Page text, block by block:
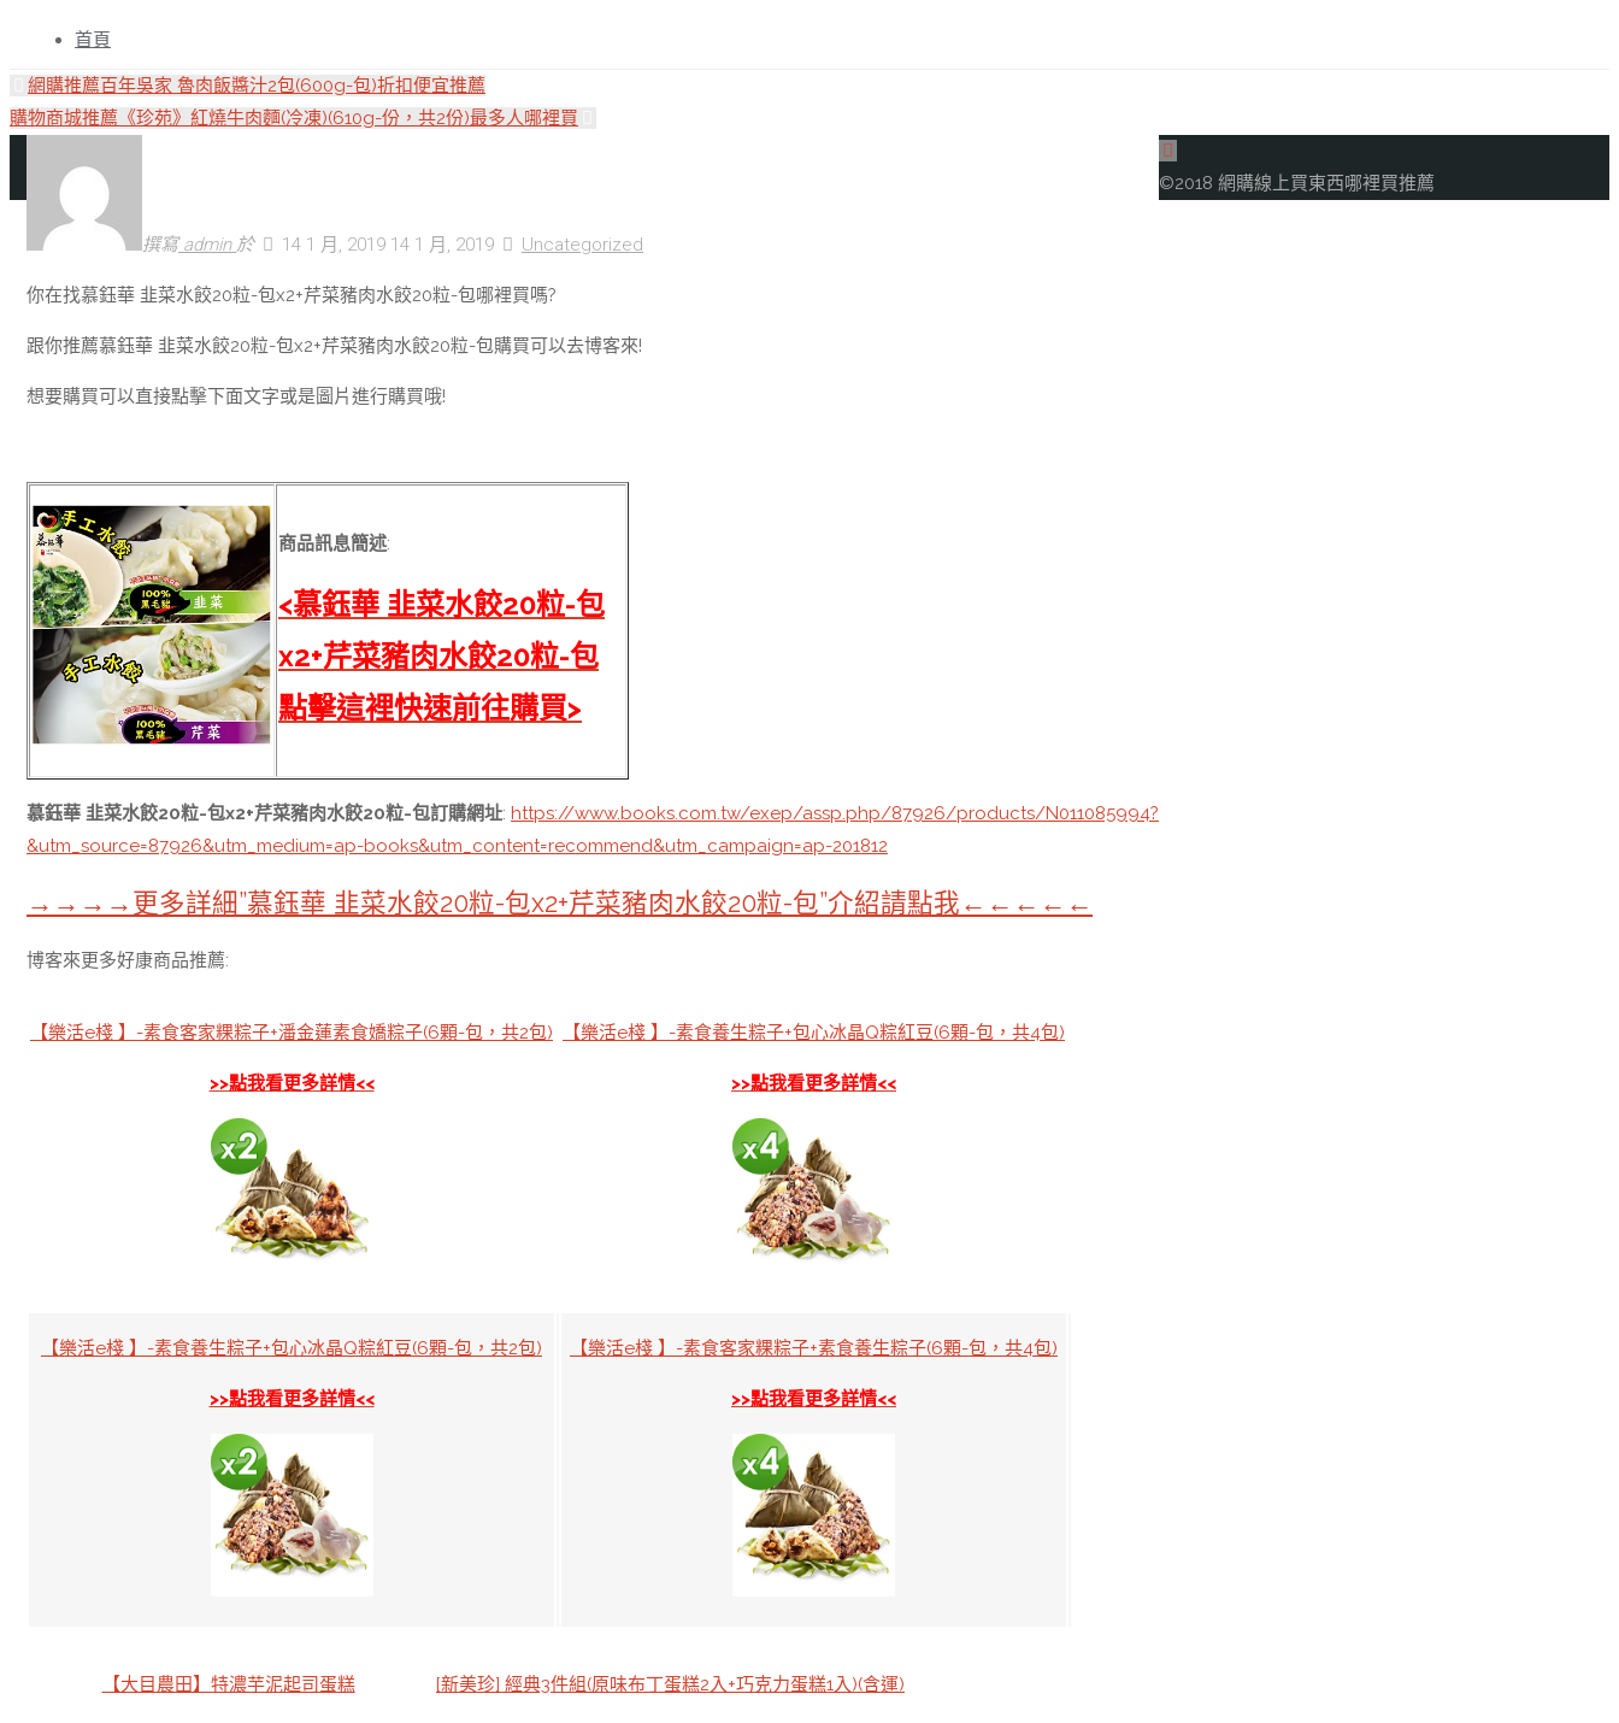
內
容
首頁
網購推薦百年吳家 魯肉飯醬汁2包(600g-包)折扣便宜推薦
購物商城推薦《珍苑》紅燒牛肉麵(冷凍)(610g-份，共2份)最多人哪裡買
撰寫 admin 於 14 1 月, 2019 14 1 月, 2019 Uncategorized
你在找慕鈺華 韭菜水餃20粒-包x2+芹菜豬肉水餃20粒-包哪裡買嗎?
跟你推薦慕鈺華 韭菜水餃20粒-包x2+芹菜豬肉水餃20粒-包購買可以去博客來!
想要購買可以直接點擊下面文字或是圖片進行購買哦!
商品訊息簡述:
<慕鈺華 韭菜水餃20粒-包
x2+芹菜豬肉水餃20粒-包
點擊這裡快速前往購買>
慕鈺華 韭菜水餃20粒-包x2+芹菜豬肉水餃20粒-包訂購網址: https://www.books.com.tw/exep/assp.php/87926/products/N011085994?
&utm_source=87926&utm_medium=ap-books&utm_content=recommend&utm_campaign=ap-201812
→→→→更多詳細”慕鈺華 韭菜水餃20粒-包x2+芹菜豬肉水餃20粒-包”介紹請點我←←←←←
博客來更多好康商品推薦:
【樂活e棧 】-素食客家粿粽子+潘金蓮素食嬌粽子(6顆-包，共2包)
>>點我看更多詳情<<
【樂活e棧 】-素食養生粽子+包心冰晶Q粽紅豆(6顆-包，共4包)
>>點我看更多詳情<<
【樂活e棧 】-素食養生粽子+包心冰晶Q粽紅豆(6顆-包，共2包)
>>點我看更多詳情<<
【樂活e棧 】-素食客家粿粽子+素食養生粽子(6顆-包，共4包)
>>點我看更多詳情<<
【大目農田】特濃芋泥起司蛋糕 [新美珍] 經典3件組(原味布丁蛋糕2入+巧克力蛋糕1入)(含運)
回
到
©2018 網購線上買東西哪裡買推薦